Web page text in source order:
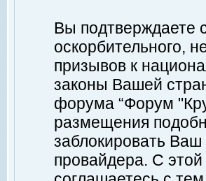
Вы подтверждаете
оскорбительного,
призывов к
законы Вашей
форума “Форум
размещения
заблокировать Ваш
провайдера. С